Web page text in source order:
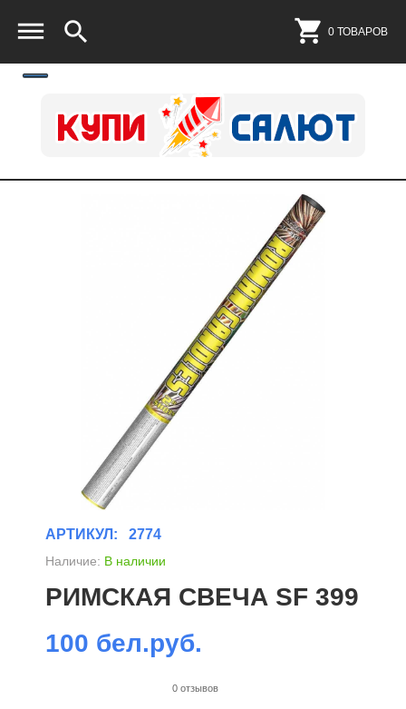
0 ТОВАРОВ
АРТИКУЛ: 2774
Наличие: В наличии
РИМСКАЯ СВЕЧА SF 399
100 бел.руб.
0 отзывов